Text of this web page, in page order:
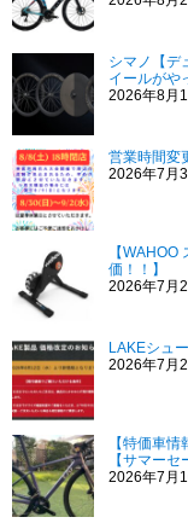
シマノ【デ
イールがや
2026年8月1
営業時間変
2026年7月
【
価！！】
2026年7月
LAKEシュ
2026年7月
【特価車
【サマーセ
2026年7月